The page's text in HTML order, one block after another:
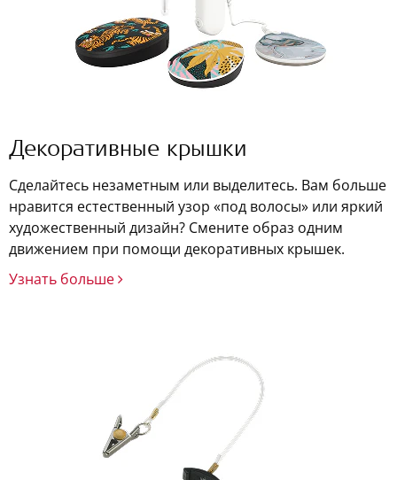
Декоративные крышки
Сделайтесь незаметным или выделитесь. Вам больше
нравится естественный узор «под волосы» или яркий
художественный дизайн? Смените образ одним
движением при помощи декоративных крышек.
Узнать больше